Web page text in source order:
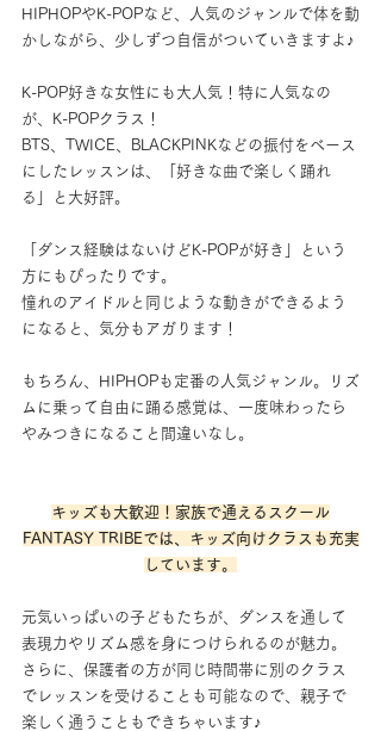
HIPHOPやK-POPなど、人気のジャンルで体を動
かしながら、少しずつ自信がついていきますよ♪
K-POP好きな女性にも大人気！特に人気なの
が、K-POPクラス！
BTS、TWICE、BLACKPINKなどの振付をベース
にしたレッスンは、「好きな曲で楽しく踊れ
る」と大好評。
「ダンス経験はないけどK-POPが好き」という
方にもぴったりです。
憧れのアイドルと同じような動きができるよう
になると、気分もアガります！
もちろん、HIPHOPも定番の人気ジャンル。リズ
ムに乗って自由に踊る感覚は、一度味わったら
やみつきになること間違いなし。
キッズも大歓迎！家族で通えるスクール
FANTASY TRIBEでは、キッズ向けクラスも充実
しています。
元気いっぱいの子どもたちが、ダンスを通して
表現力やリズム感を身につけられるのが魅力。
さらに、保護者の方が同じ時間帯に別のクラス
でレッスンを受けることも可能なので、親子で
楽しく通うこともできちゃいます♪